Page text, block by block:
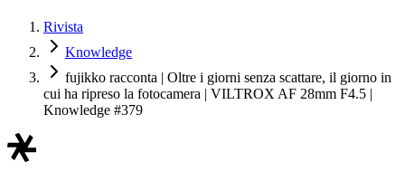
Rivista
Knowledge
fujikko racconta | Oltre i giorni senza scattare, il giorno in
cui ha ripreso la fotocamera | VILTROX AF 28mm F4.5 |
Knowledge #379